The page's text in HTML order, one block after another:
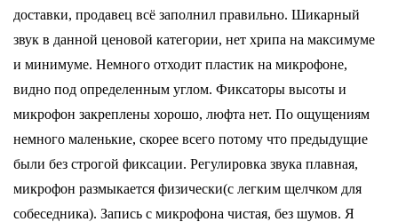
доставки, продавец всё заполнил правильно. Шикарный
звук в данной ценовой категории, нет хрипа на максимуме
и минимуме. Немного отходит пластик на микрофоне,
видно под определенным углом. Фиксаторы высоты и
микрофон закреплены хорошо, люфта нет. По ощущениям
немного маленькие, скорее всего потому что предыдущие
были без строгой фиксации. Регулировка звука плавная,
микрофон размыкается физически(с легким щелчком для
собеседника). Запись с микрофона чистая, без шумов. Я